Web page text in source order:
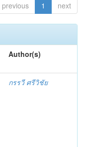
previous 1 next
Author(s)
กรรวี ศรีวิชัย